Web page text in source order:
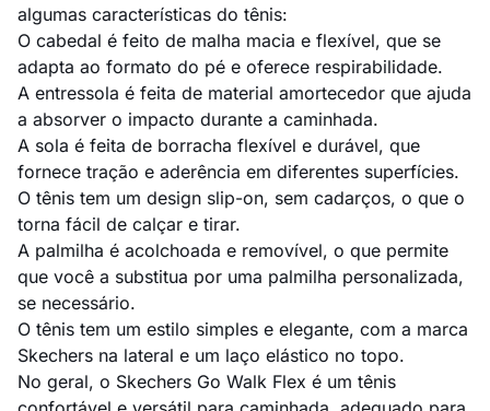
algumas características do tênis:
O cabedal é feito de malha macia e flexível, que se
adapta ao formato do pé e oferece respirabilidade.
A entressola é feita de material amortecedor que ajuda
a absorver o impacto durante a caminhada.
A sola é feita de borracha flexível e durável, que
fornece tração e aderência em diferentes superfícies.
O tênis tem um design slip-on, sem cadarços, o que o
torna fácil de calçar e tirar.
A palmilha é acolchoada e removível, o que permite
que você a substitua por uma palmilha personalizada,
se necessário.
O tênis tem um estilo simples e elegante, com a marca
Skechers na lateral e um laço elástico no topo.
No geral, o Skechers Go Walk Flex é um tênis